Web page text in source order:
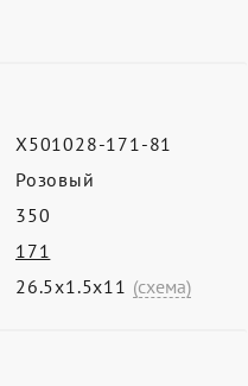
X501028-171-81
Розовый
350
171
26.5х1.5х11 (схема)